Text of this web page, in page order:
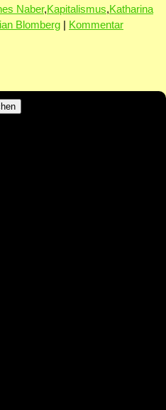
Naber,Kapitalismus,Katharina
Blomberg
Kommentar